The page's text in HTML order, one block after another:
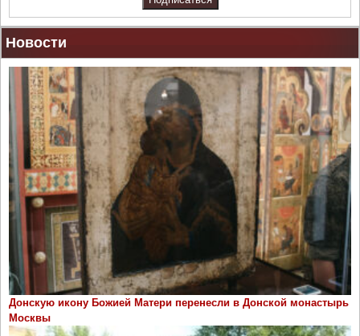
Новости
Донскую икону Божией Матери перенесли в Донской монастырь
Москвы